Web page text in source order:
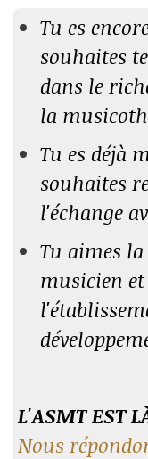
Tu es
souhaites
dans le
la
Tu es déjà
souhaites
l'échange
Tu aimes
musicien
L'ASMT EST
Nous